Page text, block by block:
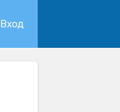
Вход